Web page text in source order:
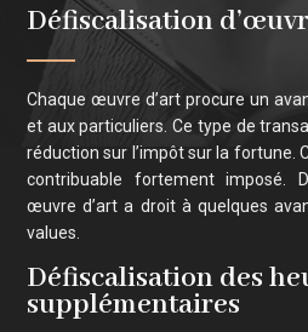
Défiscalisation
Chaque œuvre d’art procure un
et aux particuliers. Ce type de
réduction sur l’impôt sur la fortune.
contribuable fortement imposé.
œuvre d’art a droit à quelques
values.
Défiscalisation des
supplémentaires